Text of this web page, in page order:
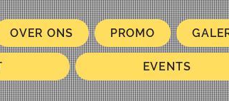
OVER ONS PROMO
EVENTS